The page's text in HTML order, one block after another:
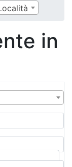
in